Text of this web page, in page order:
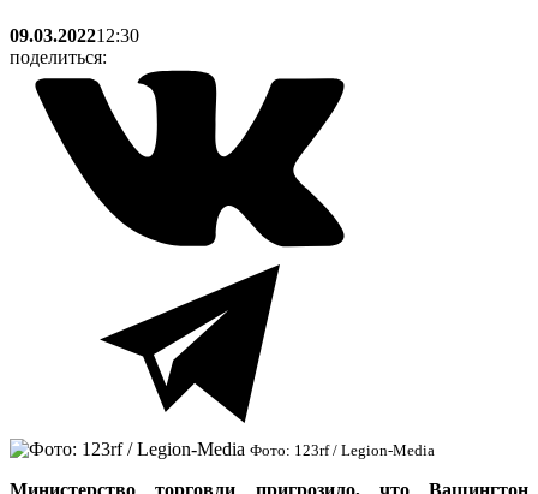
09.03.202212:30
поделиться:
Фото: 123rf / Legion-Media
Министерство торговли пригрозило, что Вашингтон